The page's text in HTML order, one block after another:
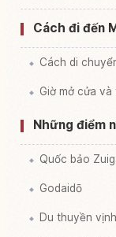
Cách đi đến
Cách di
Giờ mở cửa
Những điểm
Quốc bảo
Godaidō
Du thuyền